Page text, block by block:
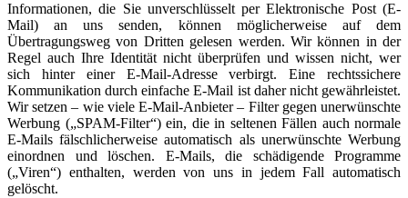
Informationen, die Sie unverschlüsselt per Elektronische Post (E-
Mail) an uns senden, können möglicherweise auf dem
Übertragungsweg von Dritten gelesen werden. Wir können in der
Regel auch Ihre Identität nicht überprüfen und wissen nicht, wer
sich hinter einer E-Mail-Adresse verbirgt. Eine rechtssichere
Kommunikation durch einfache E-Mail ist daher nicht gewährleistet.
Wir setzen – wie viele E-Mail-Anbieter – Filter gegen unerwünschte
Werbung („SPAM-Filter“) ein, die in seltenen Fällen auch normale
E-Mails fälschlicherweise automatisch als unerwünschte Werbung
einordnen und löschen. E-Mails, die schädigende Programme
(„Viren“) enthalten, werden von uns in jedem Fall automatisch
gelöscht.